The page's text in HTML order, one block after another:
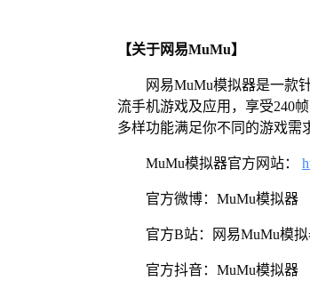
【关于网易MuMu】
网易MuMu模拟器是一款
流手机游戏及应用，享受240
多样功能满足你不同的游戏需
MuMu模拟器官方网站：
官方微博：MuMu模拟器
官方B站：网易MuMu模
官方抖音：MuMu模拟器